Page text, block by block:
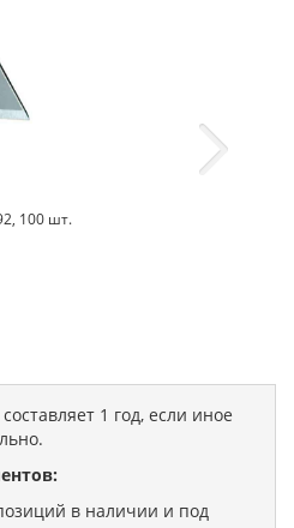
100 шт.
1 год, если иное
в наличии и под